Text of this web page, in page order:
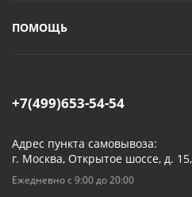
ПОМОЩЬ
+7(499)653-54-54
Адрес пункта самовывоза:
г. Москва, Открытое шоссе, д.
Ежедневно с 9:00 до 20:00